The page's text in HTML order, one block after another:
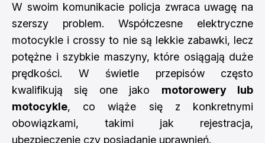
W swoim komunikacie policja zwraca uwagę na
szerszy problem. Współczesne elektryczne
motocykle i crossy to nie są lekkie zabawki, lecz
potężne i szybkie maszyny, które osiągają duże
prędkości. W świetle przepisów często
kwalifikują się one jako motorowery lub
motocykle, co wiąże się z konkretnymi
obowiązkami, takimi jak rejestracja,
ubezpieczenie czy posiadanie uprawnień.